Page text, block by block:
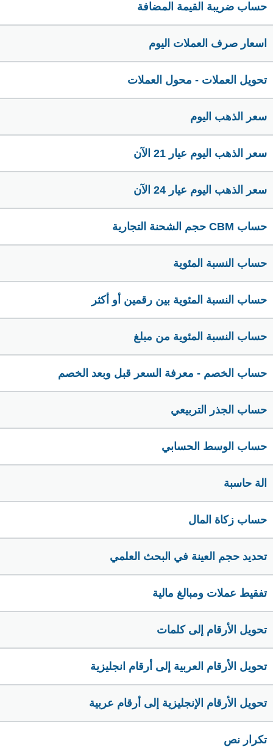
حساب ضريبة القيمة المضافة
اسعار صرف العملات اليوم
تحويل العملات - محول العملات
سعر الذهب اليوم
سعر الذهب اليوم عيار 21 الآن
سعر الذهب اليوم عيار 24 الآن
حساب CBM حجم الشحنة التجارية
حساب النسبة المئوية
حساب النسبة المئوية بين رقمين أو أكثر
حساب النسبة المئوية من مبلغ
حساب الخصم - معرفة السعر قبل وبعد الخصم
حساب الجذر التربيعي
حساب الوسط الحسابي
الة حاسبة
حساب زكاة المال
تحديد حجم العينة في البحث العلمي
تفقيط عملات ومبالغ مالية
تحويل الأرقام إلى كلمات
تحويل الأرقام العربية إلى أرقام انجليزية
تحويل الأرقام الإنجليزية إلى أرقام عربية
تكرار نص